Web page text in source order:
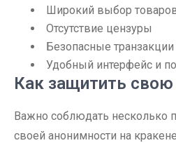
Широкий выбор
Отсутствие цензуры
Безопасные
Удобный интерфейс и
Как защитить
Важно соблюдать несколько
своей анонимности на